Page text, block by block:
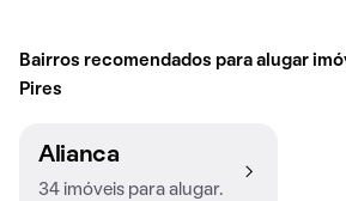
Bairros recomendados para alugar
Pires
Alianca
34 imóveis para alugar.